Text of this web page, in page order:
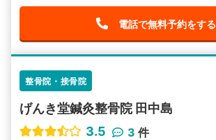
電話で無料予約をする
整骨院・接骨院
げんき堂鍼灸整骨院 田中島
3.5
3 件